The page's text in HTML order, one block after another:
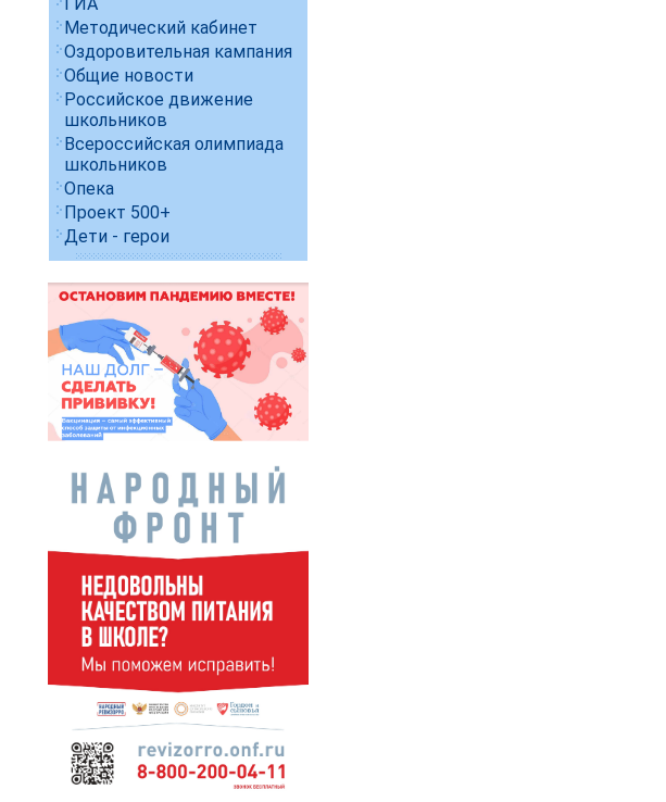
Методический кабинет
Оздоровительная кампания
Общие новости
Российское движение
школьников
Всероссийская олимпиада
школьников
Опека
Проект 500+
Дети - герои